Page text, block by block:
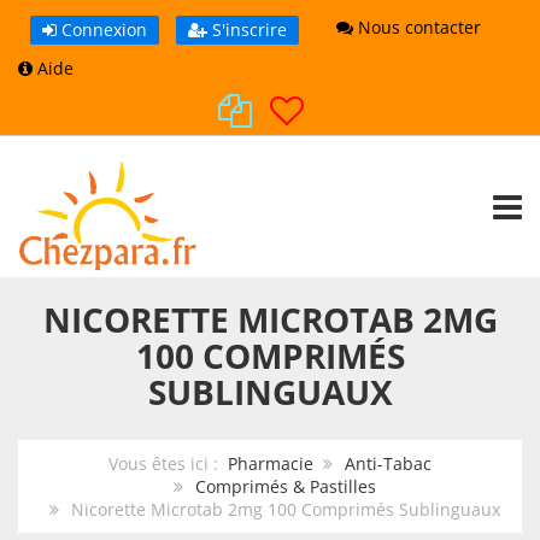
Connexion S'inscrire
Nous contacter
Aide
NICORETTE MICROTAB 2MG
100 COMPRIMÉS
SUBLINGUAUX
Vous êtes ici : Pharmacie
Anti-Tabac
Comprimés & Pastilles
Nicorette Microtab 2mg 100 Comprimés Sublinguaux